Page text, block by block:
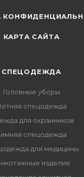
КАРТА САЙТА
СПЕЦОДЕЖДА
Головные уборы
спецодежда
для охранников
спецодежда
для медицины
изделия